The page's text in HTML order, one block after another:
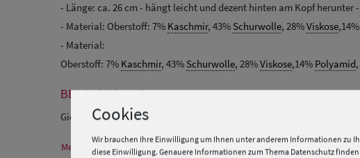
- Länge: ca. 26 cm - hängt leicht und dezent hinten am Kopf herunter
- Material: Oberstoff: 7% Kaschmir, 43% Schurwolle, 28%Viskose,14%
- Material:
Oberstoff: 7% Kaschmir, 43% Schurwolle, 28%Viskose,14% Polyamid
BESCHREIBUNG
Giesswein/Made in Austria/Glitzer
Mehr Informationen zum Hersteller und EU Verantwortlichen »
Cookies
Wir brauchen Ihre Einwilligung um Ihnen unter anderem Informationen zu
diese Einwilligung. Genauere Informationen zum Thema Datenschutz finden